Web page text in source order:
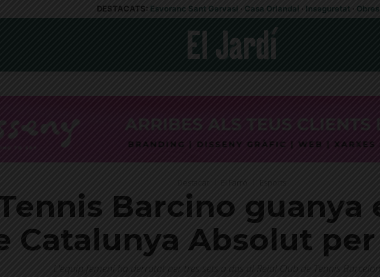
DESTACATS: Esvoranc Sant Gervasi · Casa Orlandai · Inseguretat · Obres
Esports
Barcino guanya
Catalunya Absolut
L'equip femení ha derrotat per tres sets a dos al Reial Club de Tennis